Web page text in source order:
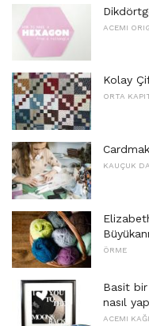
ACEMI
Kolay
ORTA
KAUÇUK
ÖRME
Basit
nasıl
ACEMI